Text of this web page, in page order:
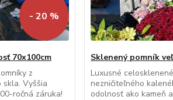
- 20 %
70x100cm
z
skla. Vyššia
ročná záruka!
Sklenený pomník
Luxusné
nezničiteľného
odolnosť ako kameň